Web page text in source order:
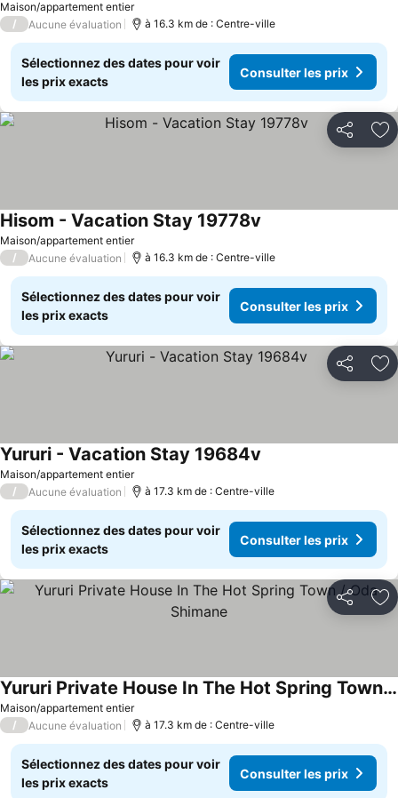
Maison/appartement entier
/ Aucune évaluation à 16.3 km de : Centre-ville
Sélectionnez des dates pour voir
les prix exacts
Consulter les prix
Partager
Maison/appartement entier
Hisom - Vacation Stay 19778v
/ Aucune évaluation à 16.3 km de : Centre-ville
Sélectionnez des dates pour voir
les prix exacts
Consulter les prix
Partager
Maison/appartement entier
Yururi - Vacation Stay 19684v
/ Aucune évaluation à 17.3 km de : Centre-ville
Sélectionnez des dates pour voir
les prix exacts
Consulter les prix
Partager
Maison/appartement entier
Yururi Private House In The Hot Spring Town / Oda Shimane
/ Aucune évaluation à 17.3 km de : Centre-ville
Sélectionnez des dates pour voir
les prix exacts
Consulter les prix